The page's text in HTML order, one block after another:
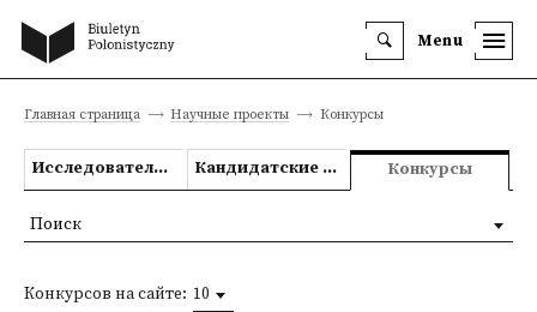
Menu
Главная страница Научные проекты Конкурсы
Исследовательские проекты Кандидатские и докторские диссертации Конкурсы
Конкурсов на сайте: 10
Поиск